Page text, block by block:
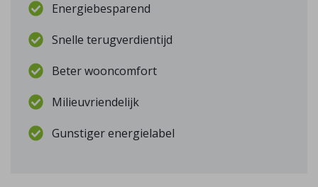
Energiebesparend
Snelle terugverdientijd
Beter wooncomfort
Milieuvriendelijk
Gunstiger energielabel